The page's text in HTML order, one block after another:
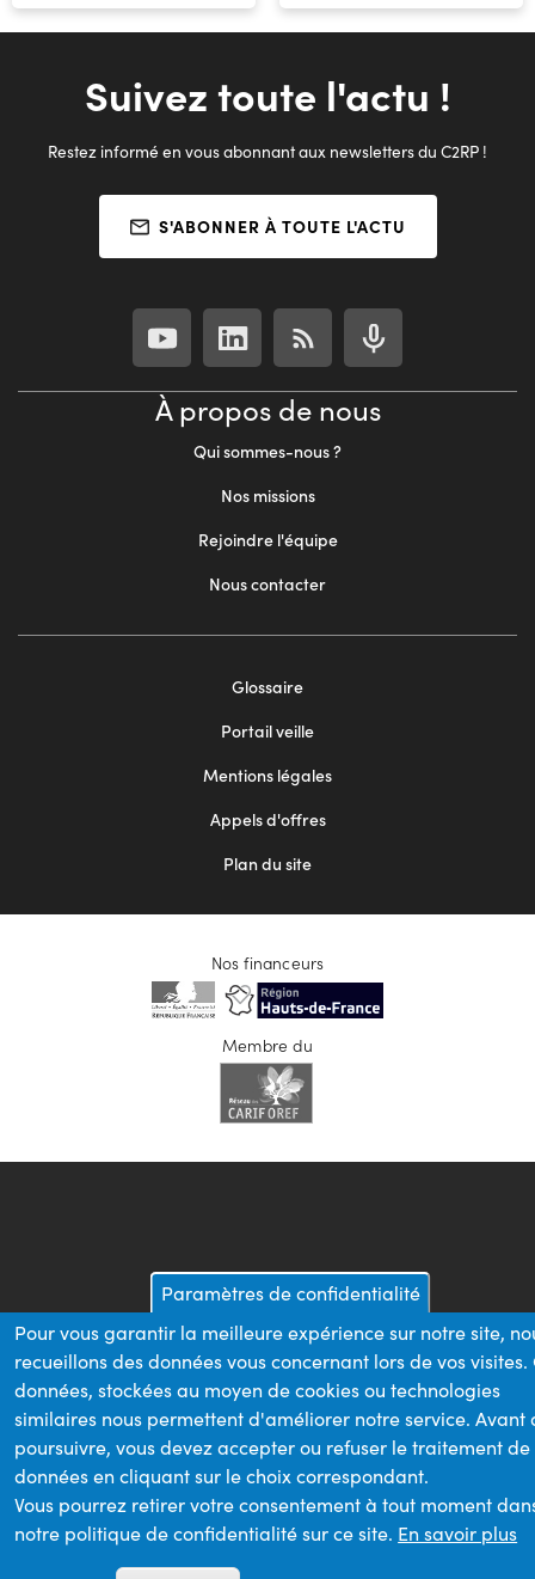
Suivez toute l'actu !
Restez informé en vous abonnant aux newsletters du C2RP !
S'ABONNER À TOUTE L'ACTU
À propos de nous
Qui sommes-nous ?
Nos missions
Rejoindre l'équipe
Nous contacter
Glossaire
Portail veille
Mentions légales
Appels d'offres
Plan du site
Nos financeurs
Membre du
Paramètres de confidentialité
Pour vous garantir la meilleure expérience sur notre site,
recueillons des données vous concernant lors de vos visites.
données, stockées au moyen de cookies ou technologies
similaires nous permettent d'améliorer notre service. Avant
poursuivre, vous devez accepter ou refuser le traitement de
données en cliquant sur le choix correspondant.
Vous pourrez retirer votre consentement à tout moment
notre politique de confidentialité sur ce site. En savoir plus